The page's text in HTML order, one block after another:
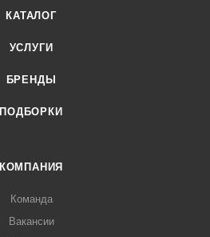
КАТАЛОГ
УСЛУГИ
БРЕНДЫ
ПОДБОРКИ
КОМПАНИЯ
Команда
Вакансии